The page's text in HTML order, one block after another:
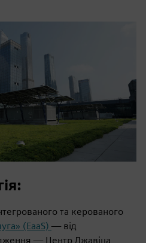
та керованого
(EaaS)— від
— Центр Джавіца